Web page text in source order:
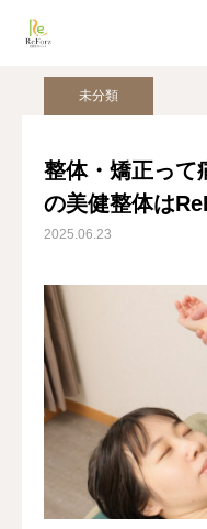
未分類
整体・矯正って
の美健整体は
2025.06.23
アクセス
猫背整体
骨盤整体
姿勢美人コラム